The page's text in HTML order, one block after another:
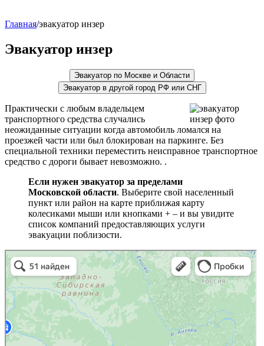
Главная/эвакуатор инзер
Эвакуатор инзер
Эвакуатор по Москве и Области
Эвакуатор в другой город РФ или СНГ
Практически с любым владельцем
транспортного средства случались
неожиданные ситуации когда автомобиль ломался на
проезжей части или был блокирован на паркинге. Без
специальной техники переместить неисправное транспортное
средство с дороги бывает невозможно. .
Если нужен эвакуатор за пределами
Московской области. Выберите свой населенный
пункт или район на карте приближая карту
колесиками мыши или кнопками + – и вы увидите
список компаний предоставляющих услуги
эвакуации поблизости.
эвакуаторы на карте
Волоколамск